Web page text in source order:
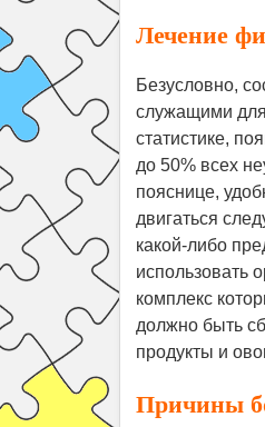
Лечение
Безусловно,
служащими для
статистике,
до 50% всех
пояснице,
двигаться
какой-либо
использовать
комплекс
должно быть
продукты и
Причины